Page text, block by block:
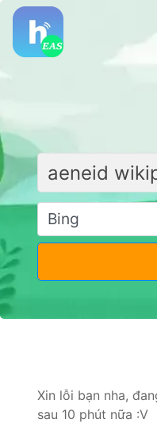
Xin lỗi bạn nha,
sau 10 phút nữa :V